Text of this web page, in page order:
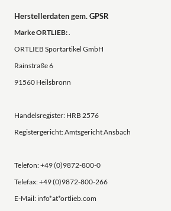
Herstellerdaten gem. GPSR
Marke ORTLIEB:.
ORTLIEB Sportartikel GmbH
Rainstraße 6
91560 Heilsbronn
Handelsregister: HRB 2576
Registergericht: Amtsgericht Ansbach
Telefon: +49 (0)9872-800-0
Telefax: +49 (0)9872-800-266
E-Mail: info*at*ortlieb.com